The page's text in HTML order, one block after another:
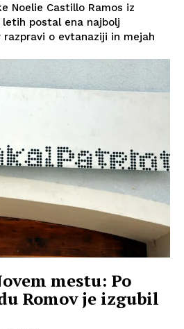
Noelie Castillo Ramos iz
postal ena najbolj
o evtanaziji in mejah
mestu: Po
Romov je izgubil